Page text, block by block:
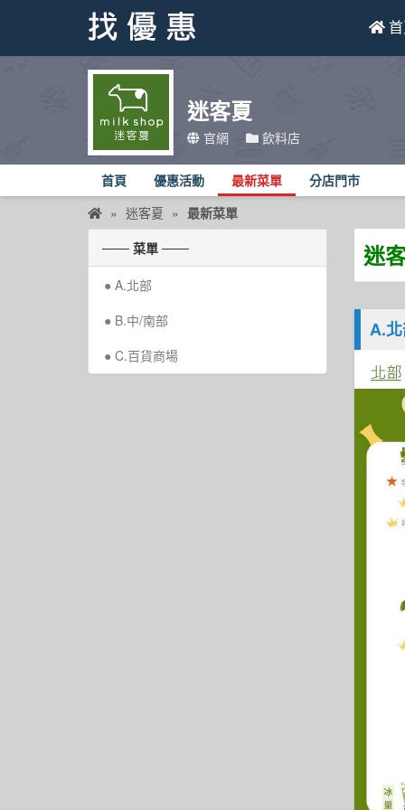
迷客夏
官網 飲料店
首頁 優惠活動 最新菜單 分店門市
迷客夏 最新菜單
迷
A.
─── 菜單 ───
A.北部
B.中/南部
C.百貨商場
找優惠